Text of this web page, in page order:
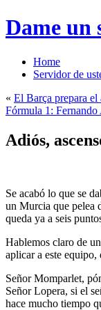
Dame un
Home
Servidor de
« El Barça prepara
Fórmula 1:
Adiós,
Se acabó lo que se
un Murcia que pelea
queda ya a seis
Hablemos claro de
aplicar a este
Señor Momparlet,
Señor Lopera, si el
hace mucho tiempo